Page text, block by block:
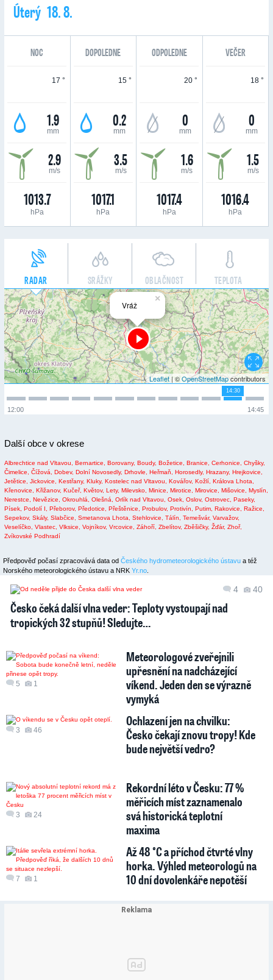
Úterý 18. 8.
NOC DOPOLEDNE ODPOLEDNE VEČER
17 °
1.9
mm
2.9
m/s
1013.7
hPa
15 °
0.2
mm
3.5
m/s
1017.1
hPa
20 °
0
mm
1.6
m/s
1017.4
hPa
18 °
0
mm
1.5
m/s
1016.4
hPa
RADAR SRÁŽKY OBLAČNOST TEPLOTA
×
Vráž
Leaflet | ©OpenStreetMapcontributors
14:30
14:45
12:00
Další obce v okrese
Albrechtice nad Vltavou, Bernartice, Borovany, Boudy, Božetice, Branice, Cerhonice,
Chyšky,
Čimelice,
Čížová, Dobev, Dolní Novosedly, Drhovle, Heřmaň, Horosedly, Hrazany, Hrejkovice,
Jetětice,
Jickovice, Kestřany, Kluky, Kostelec nad Vltavou, Kovářov, Kožlí, Králova Lhota,
Křenovice,
Křižanov, Kučeř, Květov, Lety, Milevsko, Minice, Mirotice, Mirovice, Mišovice,
Myslín,
Nerestce,
Nevězice, Okrouhlá, Olešná, Orlík nad Vltavou, Osek, Oslov, Ostrovec, Paseky,
Písek, Podolí I, Přeborov, Předotice, Přeštěnice, Probulov, Protivín, Putim, Rakovice,
Ražice,
Sepekov, Skály, Slabčice, Smetanova Lhota, Stehlovice, Tálín, Temešvár, Varvažov,
Veselíčko, Vlastec, Vlksice, Vojníkov, Vrcovice, Záhoří, Zbelítov, Zběšičky, Žďár, Zhoř,
Zvíkovské Podhradí
Předpověď počasí zpracovává data od Českého hydrometeorologického ústavu a též
Norského meteorologického ústavu a NRK Yr.no
4 40
Česko čeká další vlna veder: Teploty vystoupají nad
tropických 32 stupňů! Sledujte…
5 1
Meteorologové zveřejnili
upřesnění na nadcházející
víkend. Jeden den se výrazně
vymyká
3 46
Ochlazení jen na chvilku:
Česko čekají znovu tropy! Kde
bude největší vedro?
3 24
Rekordní léto v Česku: 77 %
měřicích míst zaznamenalo
svá historická teplotní
maxima
7 1
Až 48 °C a příchod čtvrté vlny
horka. Výhled meteorologů na
10 dní dovolenkáře nepotěší